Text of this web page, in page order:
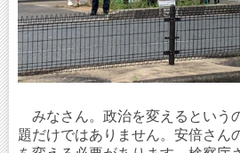
みなさん。政治を変えるという
題だけではありません。安倍さん